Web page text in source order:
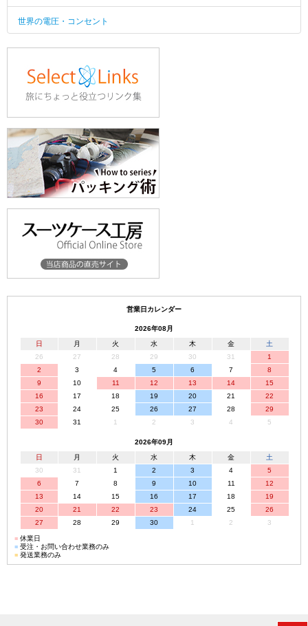
世界の電圧・コンセント
営業日カレンダー
2026年08月
日
月 火 水 木 金
土
26
27 28 29 30 31
1
2
3 4 5 6 7
8
9
10 11 12 13 14
15
16
17 18 19 20 21
22
23
24 25 26 27 28
29
30
31 1 2 3 4 5
2026年09月
日
月 火 水 木 金
土
30
31 1 2 3 4
5
6
7 8 9 10 11
12
13
14 15 16 17 18
19
20
21 22 23 24 25
26
27
28 29 30 1 2 3
■ 休業日
■ 受注・お問い合わせ業務のみ
■ 発送業務のみ